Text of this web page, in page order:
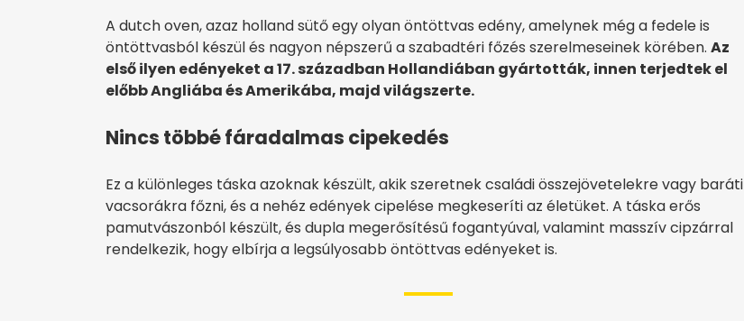
A dutch oven, azaz holland sütő egy olyan öntöttvas edény, amelynek még a fedele is
öntöttvasból készül és nagyon népszerű a szabadtéri főzés szerelmeseinek körében. Az
első ilyen edényeket a 17. században Hollandiában gyártották, innen terjedtek el
előbb Angliába és Amerikába, majd világszerte.
Nincs többé fáradalmas cipekedés
Ez a különleges táska azoknak készült, akik szeretnek családi összejövetelekre vagy baráti
vacsorákra főzni, és a nehéz edények cipelése megkeseríti az életüket. A táska erős
pamutvászonból készült, és dupla megerősítésű fogantyúval, valamint masszív cipzárral
rendelkezik, hogy elbírja a legsúlyosabb öntöttvas edényeket is.